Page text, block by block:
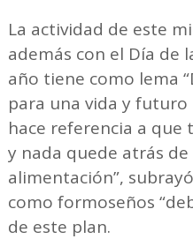
La actividad de este
además con el Día de
año tiene como lema
para una vida y futuro
hace referencia a que
y nada quede atrás
alimentación”,
como formoseños
de este plan.